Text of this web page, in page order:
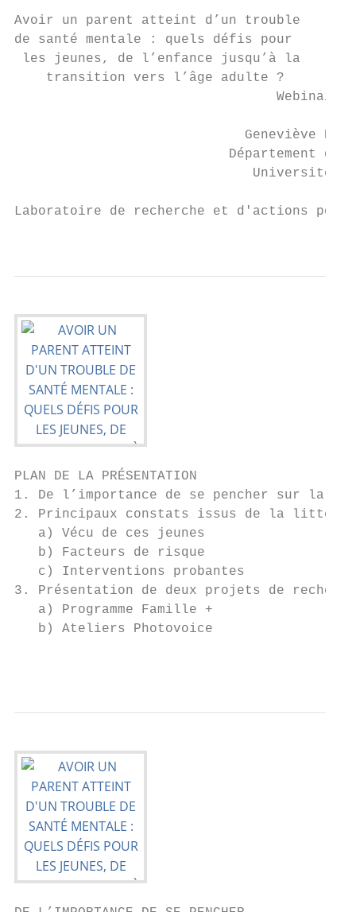
Avoir un parent atteint d’un trouble
de santé mentale : quels défis pour
les jeunes, de l’enfance jusqu’à la
    transition vers l’âge adulte ?
Webinaire
Geneviève
Département de
Université
Laboratoire de recherche et d'actions pour
PLAN DE LA PRÉSENTATION
1. De l’importance de se pencher sur la
2. Principaux constats issus de la
   a) Vécu de ces jeunes
   b) Facteurs de risque
   c) Interventions probantes
3. Présentation de deux projets de
   a) Programme Famille +
   b) Ateliers Photovoice